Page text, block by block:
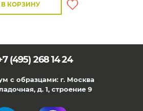
В КОРЗИНУ
(495) 268 14 24
с образцами: г. Москва
д. 1, строение 9